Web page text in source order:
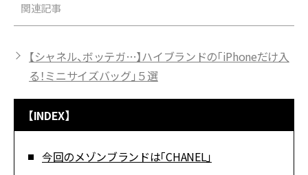
関連記事
【シャネル、ボッテガ…】ハイブランドの「iPhoneだけ入
る！ミニサイズバッグ」５選
【INDEX】
今回のメゾンブランドは「CHANEL」